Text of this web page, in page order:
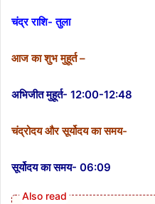
चंद्र राशि- तुला
आज का शुभ मुहूर्त –
अभिजीत मुहूर्त- 12:00-12:48
चंद्रोदय और सूर्योदय का समय-
सूर्योदय का समय- 06:09